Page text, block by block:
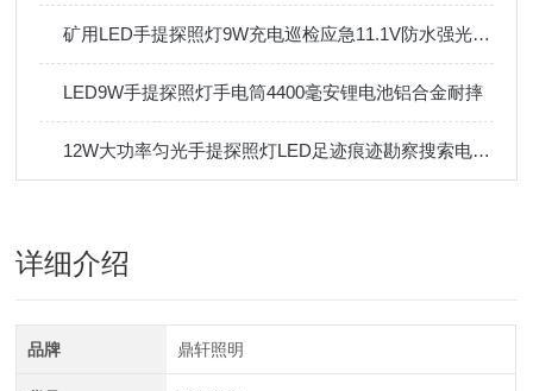
矿用LED手提探照灯9W充电巡检应急11.1V防水强光手电筒
LED9W手提探照灯手电筒4400毫安锂电池铝合金耐摔
12W大功率匀光手提探照灯LED足迹痕迹勘察搜索电量显示IP65
详细介绍
品牌 鼎轩照明